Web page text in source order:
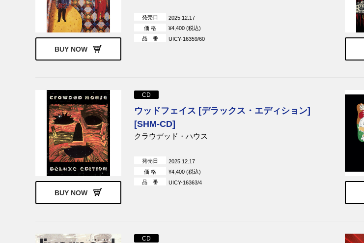
BUY NOW
発売日
2025.12.17
価 格
¥4,400 (税込)
品 番
UICY-16359/60
BUY NOW
CD
ウッドフェイス [デラックス・エディション]
[SHM-CD]
クラウデッド・ハウス
発売日
2025.12.17
価 格
¥4,400 (税込)
品 番
UICY-16363/4
CD